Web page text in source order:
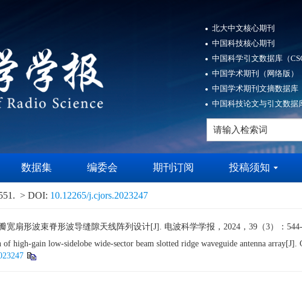
北大中文核心期刊
中国科技核心期刊
中国科学引文数据库（
中国学术期刊（网络版）
中国学术期刊文摘数据库
中国科技论文与引文数据
数据集 编委会 期刊订阅 投稿须知
> DOI: 10.12265/j.cjors.2023247
扇形波束脊形波导缝隙天线阵列设计[J]. 电波科学学报，2024，39（3）：
high-gain low-sidelobe wide-sector beam slotted ridge waveguide antenna